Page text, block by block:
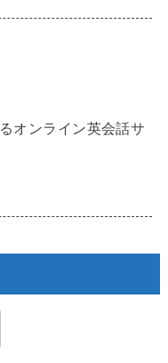
オンライン英会話サ